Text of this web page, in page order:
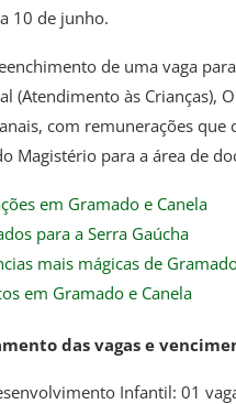
10 de junho.
de uma vaga
(Atendimento às Crianças),
com remunerações
Magistério para a área de
em Gramado e Canela
para a Serra Gaúcha
mais mágicas de
em Gramado e Canela
das vagas e
Infantil: 01